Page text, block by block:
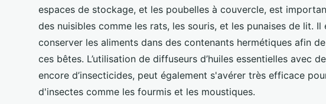
espaces de stockage, et les poubelles à couvercle, est
des nuisibles comme les rats, les souris, et les punaises de lit.
conserver les aliments dans des contenants hermétiques afin
ces bêtes. L’utilisation de diffuseurs d’huiles essentielles avec
encore d’insecticides, peut également s'avérer très efficace
d'insectes comme les fourmis et les moustiques.